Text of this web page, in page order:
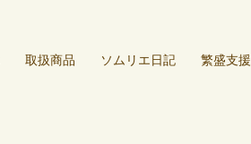
取扱商品 ソムリエ日記 繁盛支援